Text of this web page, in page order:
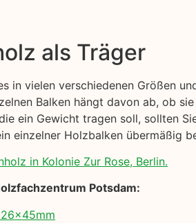
als Träger
in vielen verschiedenen Größen
Balken hängt davon ab, ob
ein Gewicht tragen soll, sollten
einzelner Holzbalken übermäßig
in Kolonie Zur Rose, Berlin.
Potsdam: